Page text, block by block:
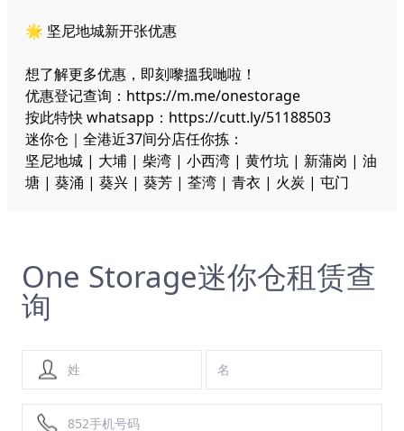
🌟 坚尼地城新开张优惠
想了解更多优惠，即刻嚟搵我哋啦！
优惠登记查询： https://m.me/onestorage
按此特快 whatsapp： https://cutt.ly/51188503
迷你仓｜全港近37间分店任你拣：
坚尼地城 | 大埔 | 柴湾 | 小西湾 | 黄竹坑 | 新蒲岗 | 油
塘 | 葵涌 | 葵兴 | 葵芳 | 荃湾 | 青衣 | 火炭 | 屯门
One Storage迷你仓租赁查
询